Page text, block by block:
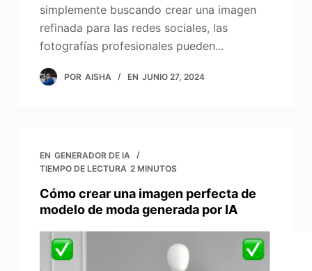
simplemente buscando crear una imagen
refinada para las redes sociales, las
fotografías profesionales pueden...
POR AISHA EN JUNIO 27, 2024
EN GENERADOR DE IA
TIEMPO DE LECTURA 2 MINUTOS
Cómo crear una imagen perfecta de
modelo de moda generada por IA